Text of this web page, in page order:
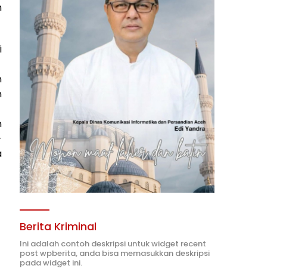
Berita Kriminal
Ini adalah contoh deskripsi untuk widget recent
post wpberita, anda bisa memasukkan deskripsi
pada widget ini.